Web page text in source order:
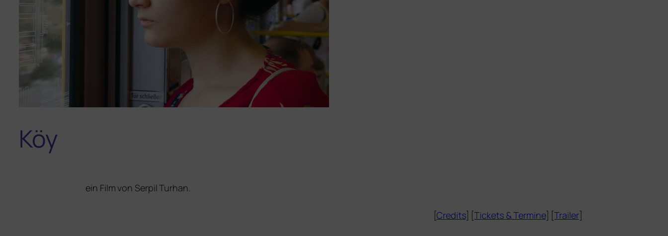
Köy
ein Film von Serpil Turhan.
[Credits] [Tickets &Termine] [Trailer]